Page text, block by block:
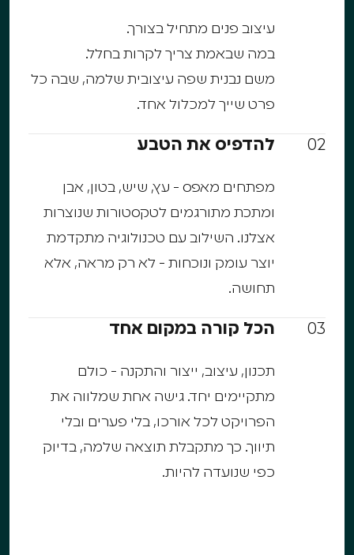
עיצוב פנים מתחיל בצורך.
במה שבאמת צריך לקרות בחלל.
משם נבנית שפה עיצובית שלמה, שבה כל
פרט שייך למכלול אחד.
02 להדפיס את הטבע
מפתחים מאפס - עץ, שיש, בטון, אבן
ומתכת מתורגמים לטקסטורות שנוצרות
אצלנו. השילוב עם טכנולוגיה מתקדמת
יוצר עומק ונוכחות - לא רק מראה, אלא
תחושה.
03 הכל קורה במקום אחד
תכנון, עיצוב, ייצור והתקנה - כולם
מתקיימים יחד. גישה אחת שמלווה את
הפרויקט לכל אורכו, בלי פערים ובלי
תיווך. כך מתקבלת תוצאה שלמה, בדיוק
כפי שנועדה להיות.